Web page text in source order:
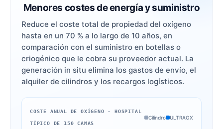
Menores costes de energía y suministro
Reduce el coste total de propiedad del oxígeno
hasta en un 70 % a lo largo de 10 años, en
comparación con el suministro en botellas o
criogénico que le cobra su proveedor actual. La
generación in situ elimina los gastos de envío, el
alquiler de cilindros y los recargos logísticos.
COSTE ANUAL DE OXÍGENO · HOSPITAL
TÍPICO DE 150 CAMAS
Cilindro ULTRAOX